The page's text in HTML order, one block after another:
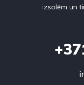
izsolēm un